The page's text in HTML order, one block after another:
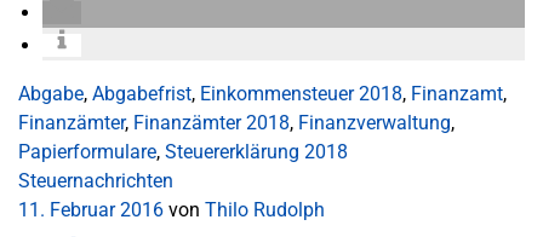
Abgabe, Abgabefrist, Einkommensteuer 2018, Finanzamt,
Finanzämter, Finanzämter 2018, Finanzverwaltung,
Papierformulare, Steuererklärung 2018
Steuernachrichten
11. Februar 2016 von Thilo Rudolph